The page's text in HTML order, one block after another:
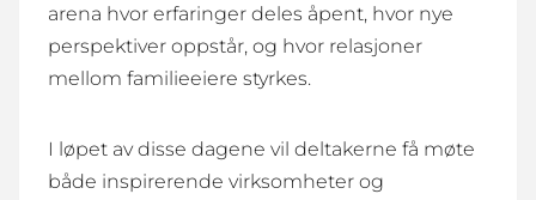
arena hvor erfaringer deles åpent, hvor nye
perspektiver oppstår, og hvor relasjoner
mellom familieeiere styrkes.
I løpet av disse dagene vil deltakerne få møte
både inspirerende virksomheter og